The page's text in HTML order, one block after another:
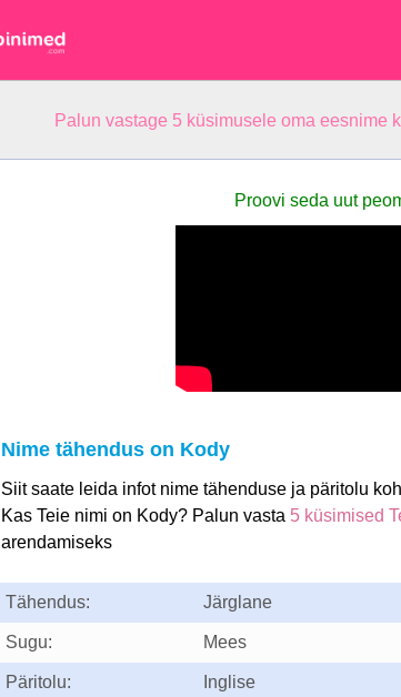
Palun vastage 5 küsimusele oma eesnime
Proovi seda uut
Nime tähendus on Kody
Siit saate leida infot nime tähenduse ja päritolu
Kas Teie nimi on Kody? Palun vasta 5 küsimised
arendamiseks
Tähendus: Järglane
Sugu: Mees
Päritolu: Inglise